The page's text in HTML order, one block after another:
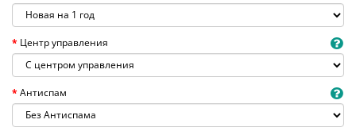
Центр управления
Антиспам